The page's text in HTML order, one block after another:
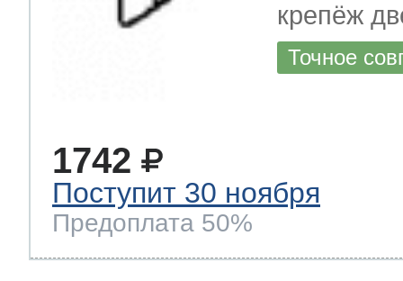
крепёж
Точное
1742
Поступит 30 ноября
Предоплата 50%